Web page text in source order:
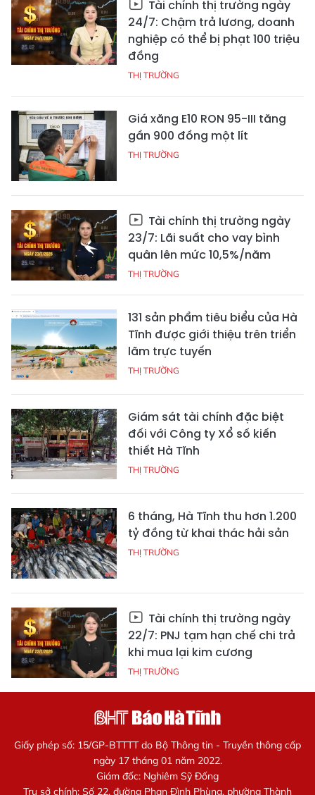
Tài chính thị trường ngày
24/7: Chậm trả lương, doanh
nghiệp có thể bị phạt 100 triệu
đồng
THỊ TRƯỜNG
Giá xăng E10 RON 95-III tăng
gần 900 đồng một lít
THỊ TRƯỜNG
Tài chính thị trường ngày
23/7: Lãi suất cho vay bình
quân lên mức 10,5%/năm
THỊ TRƯỜNG
131 sản phẩm tiêu biểu của Hà
Tĩnh được giới thiệu trên triển
lãm trực tuyến
THỊ TRƯỜNG
Giám sát tài chính đặc biệt
đối với Công ty Xổ số kiến
thiết Hà Tĩnh
THỊ TRƯỜNG
6 tháng, Hà Tĩnh thu hơn 1.200
tỷ đồng từ khai thác hải sản
THỊ TRƯỜNG
Tài chính thị trường ngày
22/7: PNJ tạm hạn chế chi trả
khi mua lại kim cương
THỊ TRƯỜNG
Giấy phép số: 15/GP-BTTTT do Bộ Thông tin - Truyền thông cấp
ngày 17 tháng 01 năm 2022.
Giám đốc: Nghiêm Sỹ Đống
Trụ sở chính: Số 22, đường Phan Đình Phùng, phường Thành